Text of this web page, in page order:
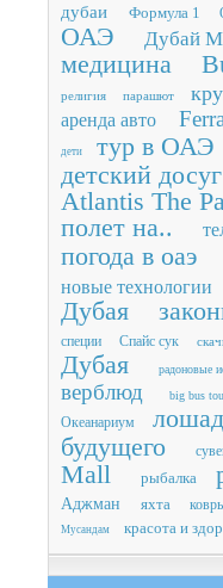
дубаи
Формула 1
ОАЭ
Дубай
медицина
религия парашют
аренда авто
дети тур в ОАЭ
детский досуг
Atlantis The
полет на..
погода в оаэ
новые технологии
Дубая
специи Спайс сук
Дубая
радоновые
верблюд big bus
Океанариум
будущего
Mall
рыбалка
Аджман яхта
Мусандам красота и